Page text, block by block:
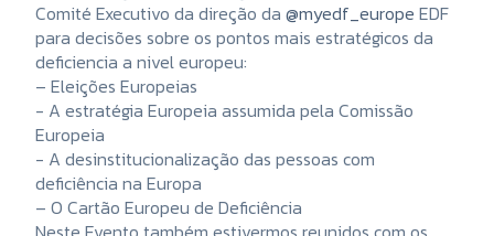
Comité Executivo da direção da @myedf_europe EDF
para decisões sobre os pontos mais estratégicos da
deficiencia a nivel europeu:
– Eleições Europeias
-⁠ ⁠A estratégia Europeia assumida pela Comissão
Europeia
-⁠ ⁠A desinstitucionalização das pessoas com
deficiência na Europa
– O Cartão Europeu de Deficiência